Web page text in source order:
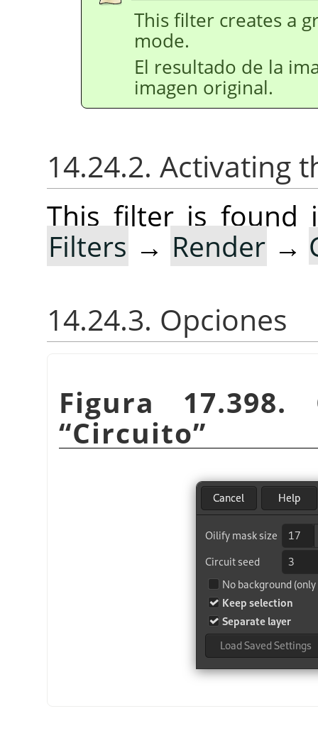
This filter creates a
mode.
El resultado de la
imagen original.
14.24.2. Activating
This filter is found
Filters → Render →
14.24.3. Opciones
Figura
“Circuito”